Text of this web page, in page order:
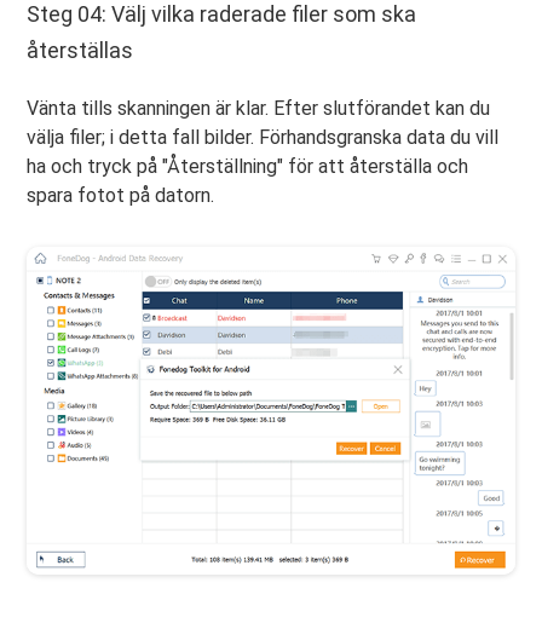
Steg 04: Välj vilka raderade filer som ska
återställas
Vänta tills skanningen är klar. Efter slutförandet kan du
välja filer; i detta fall bilder. Förhandsgranska data du vill
ha och tryck på "Återställning" för att återställa och
spara fotot på datorn.